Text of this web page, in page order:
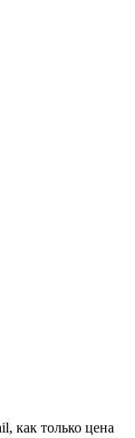
как только цена